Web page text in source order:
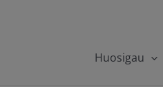
Huosigau